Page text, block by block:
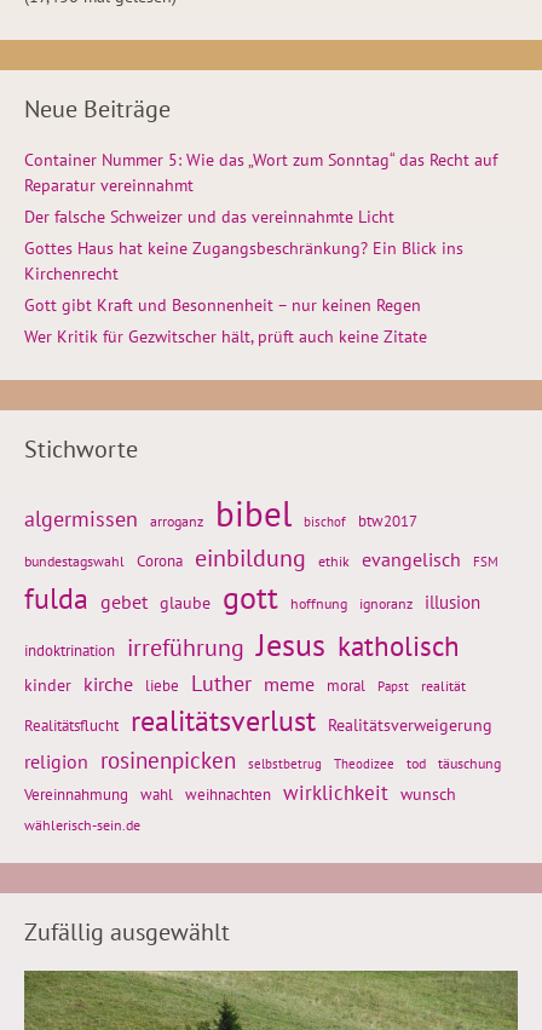
Neue Beiträge
Container Nummer 5: Wie das „Wort zum Sonntag“ das Recht auf
Reparatur vereinnahmt
Der falsche Schweizer und das vereinnahmte Licht
Gottes Haus hat keine Zugangsbeschränkung? Ein Blick ins
Kirchenrecht
Gott gibt Kraft und Besonnenheit – nur keinen Regen
Wer Kritik für Gezwitscher hält, prüft auch keine Zitate
Stichworte
algermissen arroganz bibel bischof btw2017
bundestagswahl Corona einbildung ethik evangelisch FSM
fulda gebet glaube gott hoffnung ignoranz illusion
indoktrination irreführung Jesus katholisch
kinder kirche liebe Luther meme moral Papst realität
Realitätsflucht realitätsverlust Realitätsverweigerung
religion rosinenpicken selbstbetrug Theodizee tod täuschung
Vereinnahmung wahl weihnachten wirklichkeit wunsch
wählerisch-sein.de
Zufällig ausgewählt